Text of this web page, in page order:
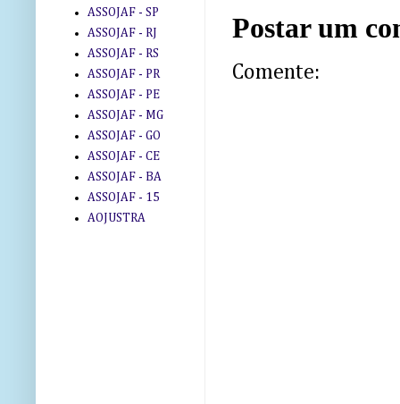
Postar um
Comente:
ASSOJAF - SP
ASSOJAF - RJ
ASSOJAF - RS
ASSOJAF - PR
ASSOJAF - PE
ASSOJAF - MG
ASSOJAF - GO
ASSOJAF - CE
ASSOJAF - BA
ASSOJAF - 15
AOJUSTRA